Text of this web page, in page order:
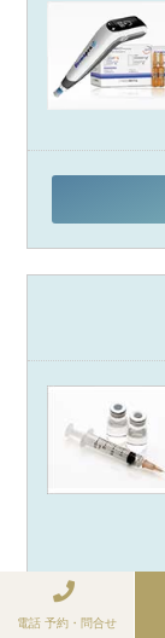
電話 予約・問合せ